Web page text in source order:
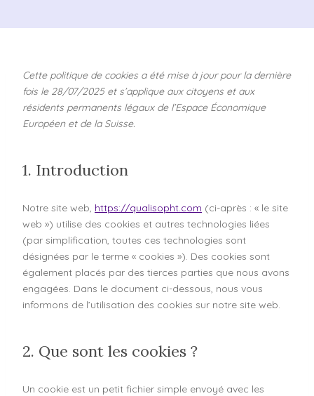
Cette politique de cookies a été mise à jour pour la dernière
fois le 28/07/2025 et s’applique aux citoyens et aux
résidents permanents légaux de l’Espace Économique
Européen et de la Suisse.
1. Introduction
Notre site web, https://qualisopht.com (ci-après : « le site
web ») utilise des cookies et autres technologies liées
(par simplification, toutes ces technologies sont
désignées par le terme « cookies »). Des cookies sont
également placés par des tierces parties que nous avons
engagées. Dans le document ci-dessous, nous vous
informons de l’utilisation des cookies sur notre site web.
2. Que sont les cookies ?
Un cookie est un petit fichier simple envoyé avec les